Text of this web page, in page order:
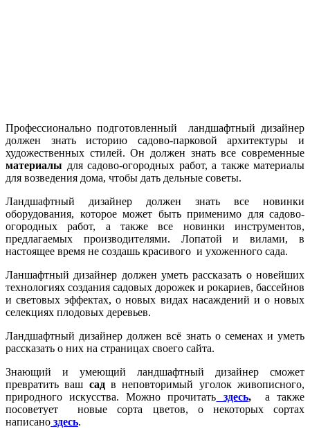
Профессионально подготовленный ландшафтный дизайнер
должен знать историю садово-парковой архитектуры и
художественных стилей. Он должен знать все современные
материалы для садово-огородных работ, а также материалы
для возведения дома, чтобы дать дельные советы.
Ландшафтный дизайнер должен знать все новинки
оборудования, которое может быть применимо для садово-
огородных работ, а также все новинки инструментов,
предлагаемых производителями. Лопатой и вилами, в
настоящее время не создашь красивого и ухоженного сада.
Ланшафтный дизайнер должен уметь рассказать о новейших
технологиях создания садовых дорожек и рокариев, бассейнов
и световых эффектах, о новых видах насаждений и о новых
селекциях плодовых деревьев.
Ландшафтный дизайнер должен всё знать о семенах и уметь
рассказать о них на страницах своего сайта.
Знающий и умеющий ландшафтный дизайнер сможет
превратить ваш садв неповторимый уголок живописного,
природного искусства. Можно прочитать здесь, а также
посоветует новые сорта цветов, о некоторых сортах
написано здесь.